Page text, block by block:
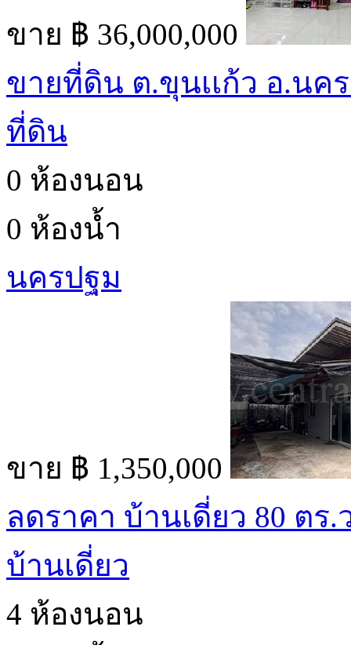
ขาย ฿ 36,000,000
ขายที่ดิน ต.ขุนเเก้ว อ.นค
ที่ดิน
0 ห้องนอน
0 ห้องน้ำ
นครปฐม
ขาย ฿ 1,350,000
ลดราคา บ้านเดี่ยว 80 ตร
บ้านเดี่ยว
4 ห้องนอน